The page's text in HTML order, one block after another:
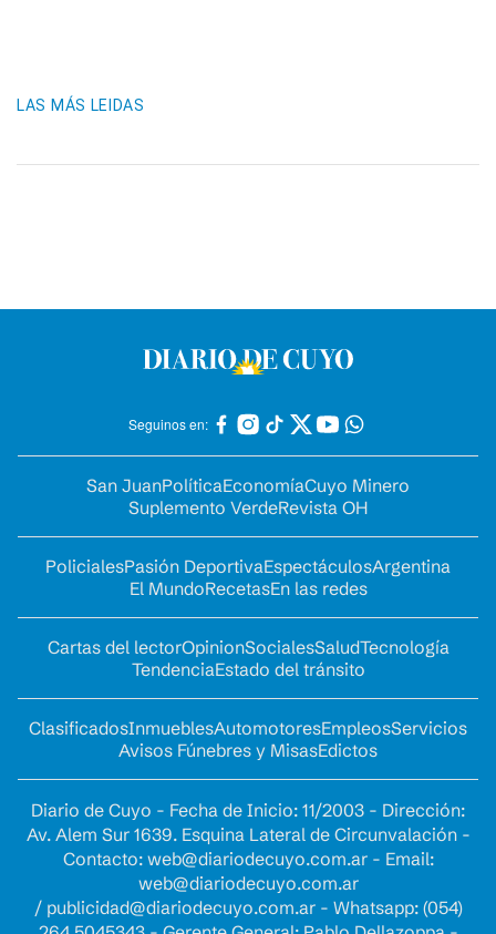
LAS MÁS LEIDAS
Seguinos en:
San JuanPolíticaEconomíaCuyo Minero
Suplemento VerdeRevista OH
PolicialesPasión DeportivaEspectáculosArgentina
El MundoRecetasEn las redes
Cartas del lectorOpinionSocialesSaludTecnología
TendenciaEstado del tránsito
ClasificadosInmueblesAutomotoresEmpleosServicios
Avisos Fúnebres y MisasEdictos
Diario de Cuyo - Fecha de Inicio: 11/2003 - Dirección:
Av. Alem Sur 1639. Esquina Lateral de Circunvalación -
Contacto: web@diariodecuyo.com.ar- Email:
web@diariodecuyo.com.ar
/ publicidad@diariodecuyo.com.ar- Whatsapp: (054)